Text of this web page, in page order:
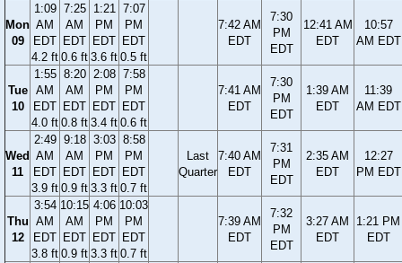
Mon
09
1:09
AM
EDT
4.2 ft
7:25
AM
EDT
0.6 ft
1:21
PM
EDT
3.6 ft
7:07
PM
EDT
0.5 ft
7:42 AM
EDT
7:30
PM
EDT
12:41 AM
EDT
10:57
AM EDT
Tue
10
1:55
AM
EDT
4.0 ft
8:20
AM
EDT
0.8 ft
2:08
PM
EDT
3.4 ft
7:58
PM
EDT
0.6 ft
7:41 AM
EDT
7:30
PM
EDT
1:39 AM
EDT
11:39
AM EDT
Wed
11
2:49
AM
EDT
3.9 ft
9:18
AM
EDT
0.9 ft
3:03
PM
EDT
3.3 ft
8:58
PM
EDT
0.7 ft
Last
Quarter
7:40 AM
EDT
7:31
PM
EDT
2:35 AM
EDT
12:27
PM EDT
Thu
12
3:54
AM
EDT
3.8 ft
10:15
AM
EDT
0.9 ft
4:06
PM
EDT
3.3 ft
10:03
PM
EDT
0.7 ft
7:39 AM
EDT
7:32
PM
EDT
3:27 AM
EDT
1:21 PM
EDT